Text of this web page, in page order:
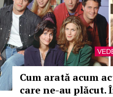
Cum arată acum
care ne-au plăcut.